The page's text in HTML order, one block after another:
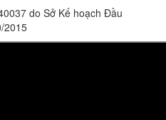
do Sở Kế hoạch Đầu
2015